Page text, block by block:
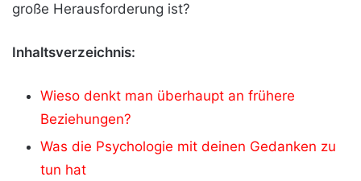
große Herausforderung ist?
Inhaltsverzeichnis:
Wieso denkt man überhaupt an frühere
Beziehungen?
Was die Psychologie mit deinen Gedanken zu
tun hat